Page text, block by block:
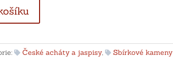
České acháty a jaspisy, Sbírkové kameny